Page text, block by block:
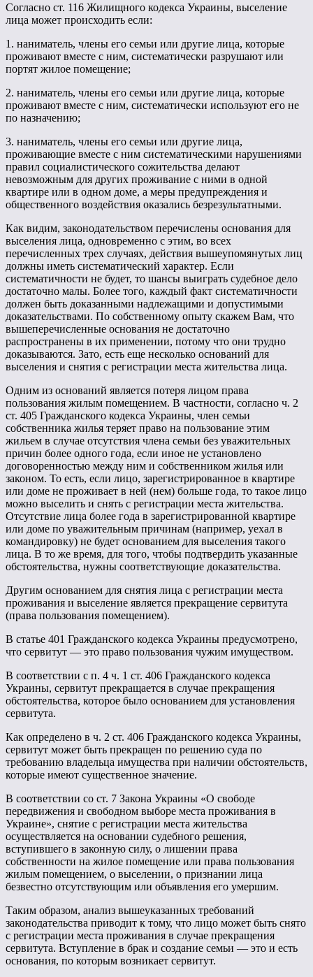
Согласно ст. 116 Жилищного кодекса Украины, выселение
лица может происходить если:
1. наниматель, члены его семьи или другие лица, которые
проживают вместе с ним, систематически разрушают или
портят жилое помещение;
2. наниматель, члены его семьи или другие лица, которые
проживают вместе с ним, систематически используют его не
по назначению;
3. наниматель, члены его семьи или другие лица,
проживающие вместе с ним систематическими нарушениями
правил социалистического сожительства делают
невозможным для других проживание с ними в одной
квартире или в одном доме, а меры предупреждения и
общественного воздействия оказались безрезультатными.
Как видим, законодательством перечислены основания для
выселения лица, одновременно с этим, во всех
перечисленных трех случаях, действия вышеупомянутых лиц
должны иметь систематический характер. Если
систематичности не будет, то шансы выиграть судебное дело
достаточно малы. Более того, каждый факт систематичности
должен быть доказанными надлежащими и допустимыми
доказательствами. По собственному опыту скажем Вам, что
вышеперечисленные основания не достаточно
распространены в их применении, потому что они трудно
доказываются. Зато, есть еще несколько оснований для
выселения и снятия с регистрации места жительства лица.
Одним из оснований является потеря лицом права
пользования жилым помещением. В частности, согласно ч. 2
ст. 405 Гражданского кодекса Украины, член семьи
собственника жилья теряет право на пользование этим
жильем в случае отсутствия члена семьи без уважительных
причин более одного года, если иное не установлено
договоренностью между ним и собственником жилья или
законом. То есть, если лицо, зарегистрированное в квартире
или доме не проживает в ней (нем) больше года, то такое лицо
можно выселить и снять с регистрации места жительства.
Отсутствие лица более года в зарегистрированной квартире
или доме по уважительным причинам (например, уехал в
командировку) не будет основанием для выселения такого
лица. В то же время, для того, чтобы подтвердить указанные
обстоятельства, нужны соответствующие доказательства.
Другим основанием для снятия лица с регистрации места
проживания и выселение является прекращение сервитута
(права пользования помещением).
В статье 401 Гражданского кодекса Украины предусмотрено,
что сервитут — это право пользования чужим имуществом.
В соответствии с п. 4 ч. 1 ст. 406 Гражданского кодекса
Украины, сервитут прекращается в случае прекращения
обстоятельства, которое было основанием для установления
сервитута.
Как определено в ч. 2 ст. 406 Гражданского кодекса Украины,
сервитут может быть прекращен по решению суда по
требованию владельца имущества при наличии обстоятельств,
которые имеют существенное значение.
В соответствии со ст. 7 Закона Украины «О свободе
передвижения и свободном выборе места проживания в
Украине», снятие с регистрации места жительства
осуществляется на основании судебного решения,
вступившего в законную силу, о лишении права
собственности на жилое помещение или права пользования
жилым помещением, о выселении, о признании лица
безвестно отсутствующим или объявления его умершим.
Таким образом, анализ вышеуказанных требований
законодательства приводит к тому, что лицо может быть снято
с регистрации места проживания в случае прекращения
сервитута. Вступление в брак и создание семьи — это и есть
основания, по которым возникает сервитут.